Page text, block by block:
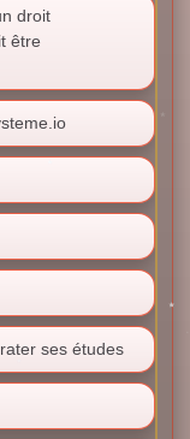
droit
être
ses études